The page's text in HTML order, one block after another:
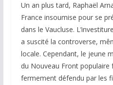
Un an plus tard, Raphaël
France insoumise pour se
dans le Vaucluse.
a suscité la controverse,
locale. Cependant, le jeune
du Nouveau Front populaire
fermement défendu par les